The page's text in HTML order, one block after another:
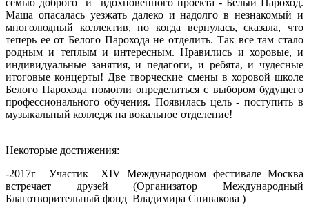
Маша опасалась уезжать далеко и надолго в незнакомый и
многолюдный коллектив, но когда вернулась, сказала, что
теперь ее от Белого Парохода не отделить. Так все там стало
родным и теплым и интересным. Нравились и хоровые, и
индивидуальные занятия, и педагоги, и ребята, и чудесные
итоговые концерты! Две творческие смены в хоровой школе
Белого Парохода помогли определиться с выбором будущего
профессионального обучения. Появилась цель - поступить в
музыкальный колледж на вокальное отделение!
Некоторые достижения:
-2017г Участик ХIV Международном фестивале Москва
встречает друзей (Организатор Международный
Благотворительный фонд Владимира Спивакова )